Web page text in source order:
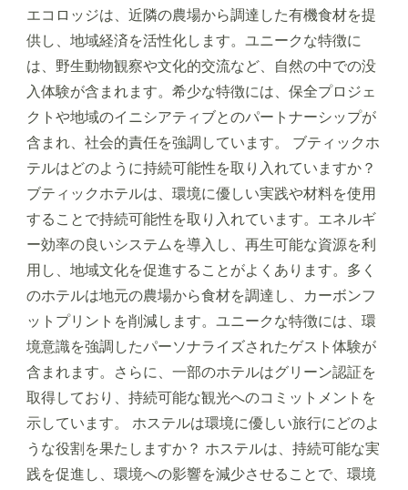
エコロッジは、近隣の農場から調達した有機食材を提
供し、地域経済を活性化します。ユニークな特徴に
は、野生動物観察や文化的交流など、自然の中での没
入体験が含まれます。希少な特徴には、保全プロジェ
クトや地域のイニシアティブとのパートナーシップが
含まれ、社会的責任を強調しています。 ブティックホ
テルはどのように持続可能性を取り入れていますか？
ブティックホテルは、環境に優しい実践や材料を使用
することで持続可能性を取り入れています。エネルギ
ー効率の良いシステムを導入し、再生可能な資源を利
用し、地域文化を促進することがよくあります。多く
のホテルは地元の農場から食材を調達し、カーボンフ
ットプリントを削減します。ユニークな特徴には、環
境意識を強調したパーソナライズされたゲスト体験が
含まれます。さらに、一部のホテルはグリーン認証を
取得しており、持続可能な観光へのコミットメントを
示しています。 ホステルは環境に優しい旅行にどのよ
うな役割を果たしますか？ ホステルは、持続可能な実
践を促進し、環境への影響を減少させることで、環境